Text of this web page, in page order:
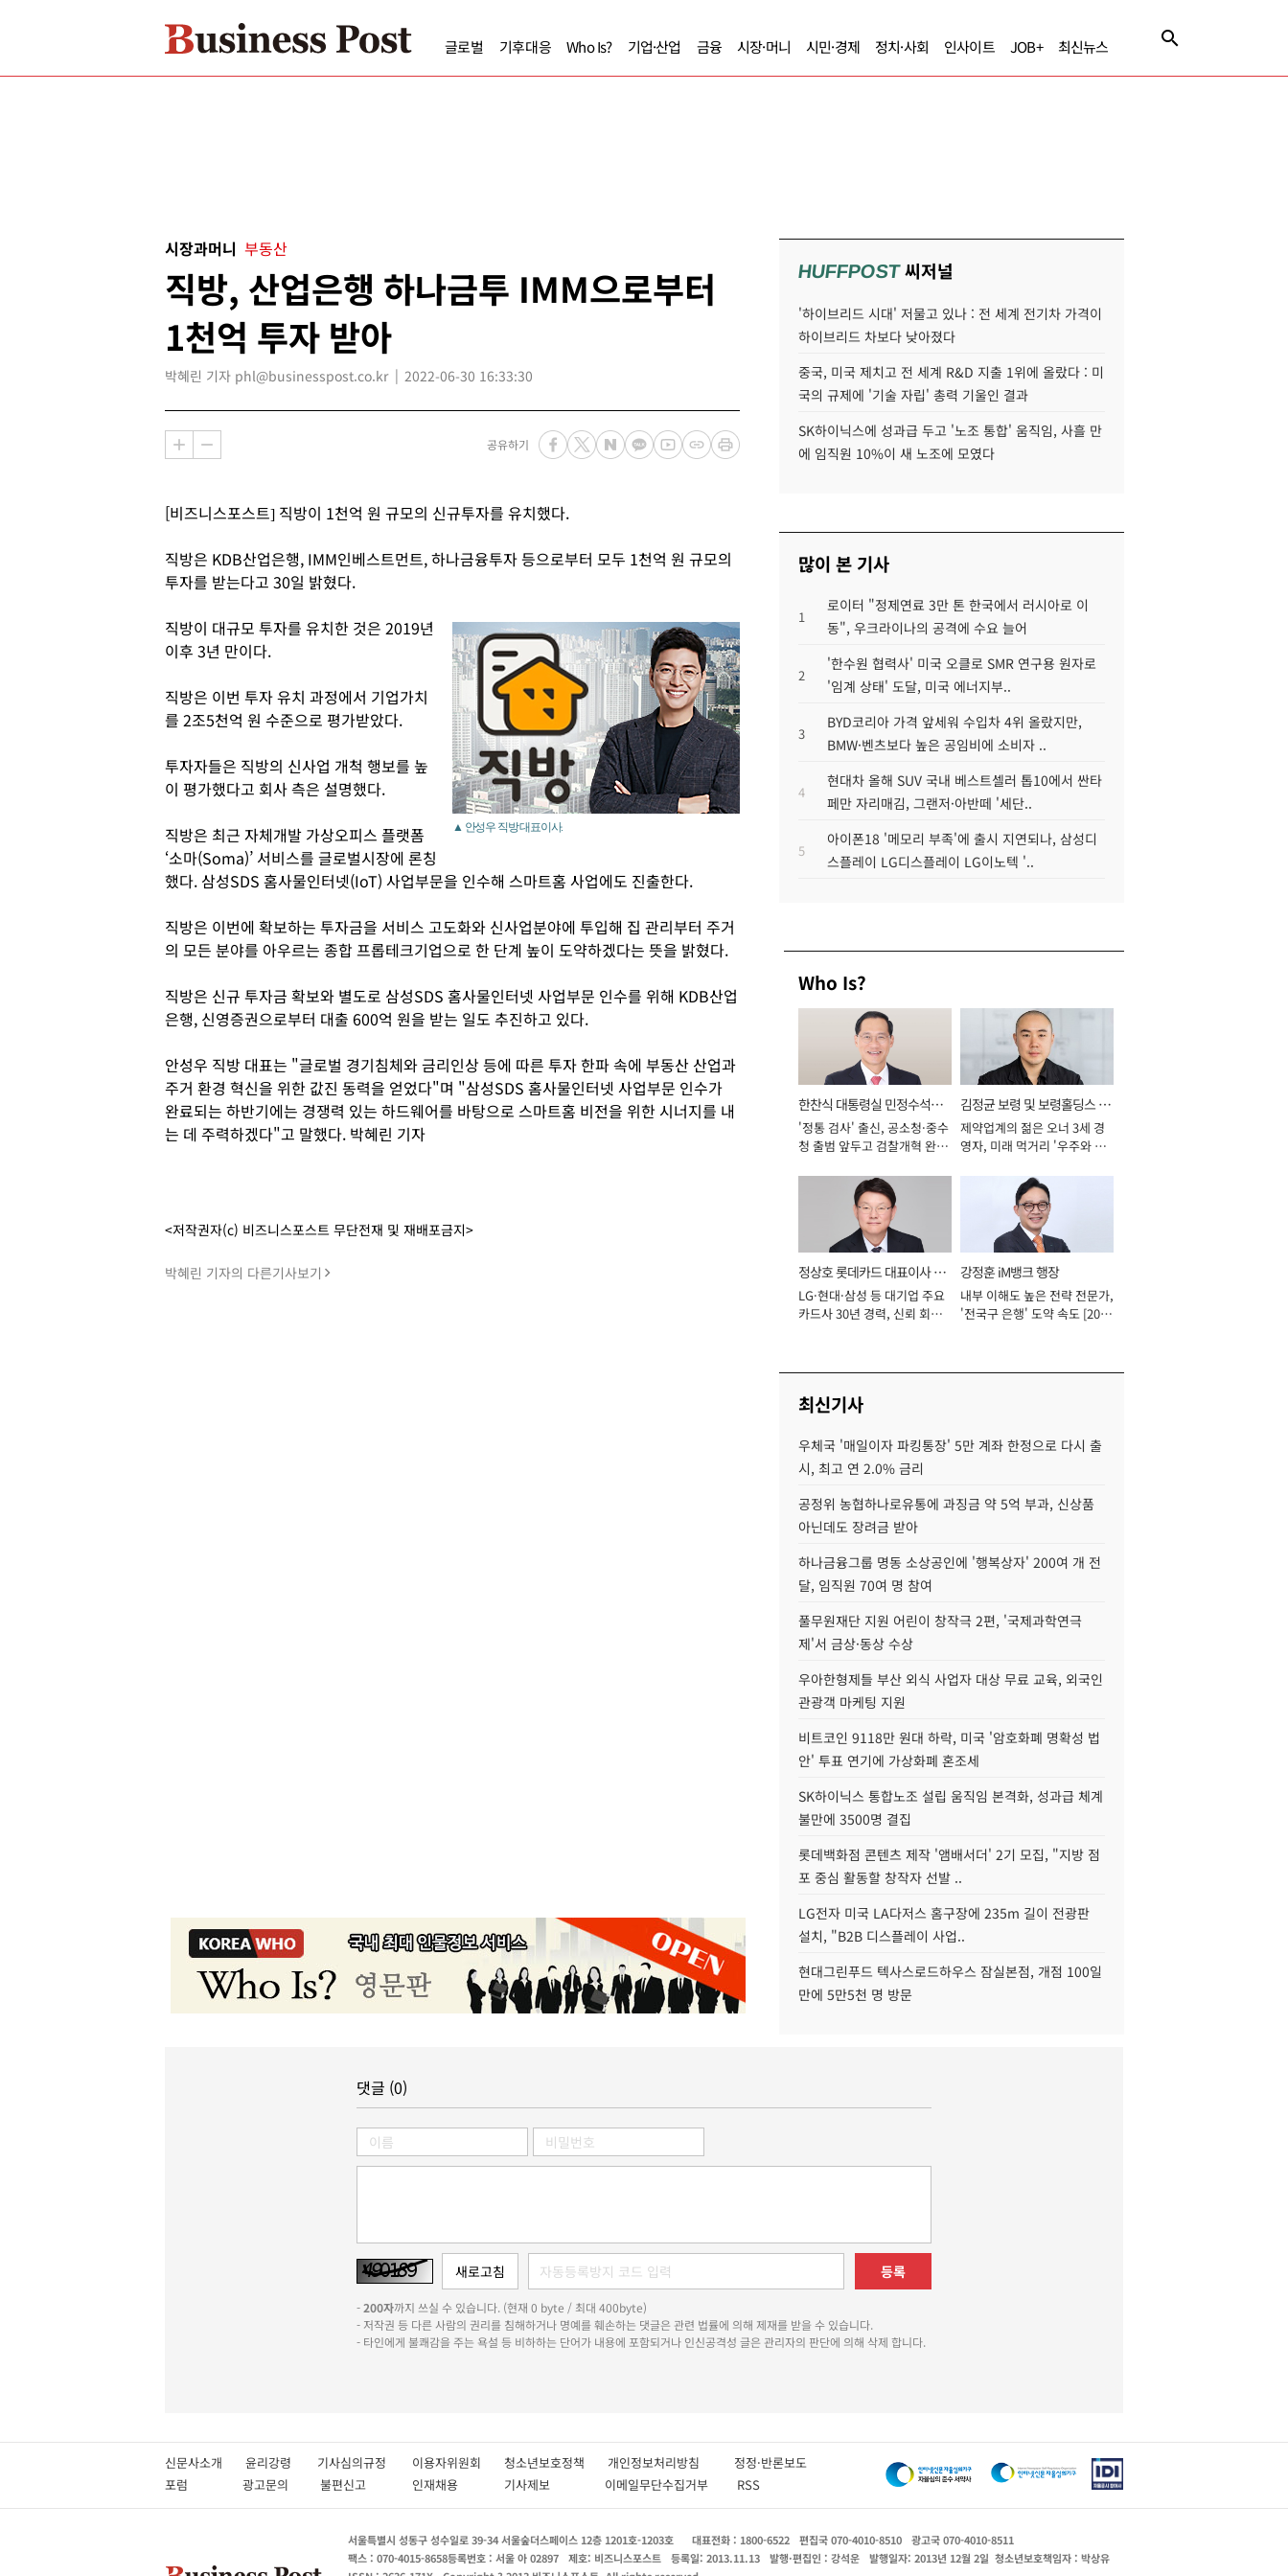
글로벌 기후대응 Who Is? 기업·산업 금융 시장·머니 시민·경제 정치·사회 인사이트 JOB+ 최신뉴스
시장과머니 부동산
직방, 산업은행 하나금투 IMM으로부터
1천억 투자 받아
박혜린 기자 phl@businesspost.co.kr 2022-06-30 16:33:30
공유하기
[비즈니스포스트] 직방이 1천억 원 규모의 신규투자를 유치했다.
직방은 KDB산업은행, IMM인베스트먼트, 하나금융투자 등으로부터 모두 1천억 원 규모의
투자를 받는다고 30일 밝혔다.
▲ 안성우 직방 대표이사.
직방이 대규모 투자를 유치한 것은 2019년
이후 3년 만이다.
직방은 이번 투자 유치 과정에서 기업가치
를 2조5천억 원 수준으로 평가받았다.
투자자들은 직방의 신사업 개척 행보를 높
이 평가했다고 회사 측은 설명했다.
직방은 최근 자체개발 가상오피스 플랫폼
‘소마(Soma)’ 서비스를 글로벌시장에 론칭
했다. 삼성SDS 홈사물인터넷(IoT) 사업부문을 인수해 스마트홈 사업에도 진출한다.
직방은 이번에 확보하는 투자금을 서비스 고도화와 신사업분야에 투입해 집 관리부터 주거
의 모든 분야를 아우르는 종합 프롭테크기업으로 한 단계 높이 도약하겠다는 뜻을 밝혔다.
직방은 신규 투자금 확보와 별도로 삼성SDS 홈사물인터넷 사업부문 인수를 위해 KDB산업
은행, 신영증권으로부터 대출 600억 원을 받는 일도 추진하고 있다.
안성우 직방 대표는 "글로벌 경기침체와 금리인상 등에 따른 투자 한파 속에 부동산 산업과
주거 환경 혁신을 위한 값진 동력을 얻었다"며 "삼성SDS 홈사물인터넷 사업부문 인수가
완료되는 하반기에는 경쟁력 있는 하드웨어를 바탕으로 스마트홈 비전을 위한 시너지를 내
는 데 주력하겠다"고 말했다. 박혜린 기자
<저작권자(c) 비즈니스포스트 무단전재 및 재배포금지>
박혜린 기자의 다른기사보기
HUFFPOST씨저널
'하이브리드 시대' 저물고 있나 : 전 세계 전기차 가격이
하이브리드 차보다 낮아졌다
중국, 미국 제치고 전 세계 R&D 지출 1위에 올랐다 : 미
국의 규제에 '기술 자립' 총력 기울인 결과
SK하이닉스에 성과급 두고 '노조 통합' 움직임, 사흘 만
에 임직원 10%이 새 노조에 모였다
많이 본 기사
1
로이터 "정제연료 3만 톤 한국에서 러시아로 이
동", 우크라이나의 공격에 수요 늘어
2
'한수원 협력사' 미국 오클로 SMR 연구용 원자로
'임계 상태' 도달, 미국 에너지부..
3
BYD코리아 가격 앞세워 수입차 4위 올랐지만,
BMW·벤츠보다 높은 공임비에 소비자 ..
4
현대차 올해 SUV 국내 베스트셀러 톱10에서 싼타
페만 자리매김, 그랜저·아반떼 '세단..
5
아이폰18 '메모리 부족'에 출시 지연되나, 삼성디
스플레이 LG디스플레이 LG이노텍 '..
Who Is?
한찬식 대통령실 민정수석비
서관
'정통 검사' 출신, 공소청·중수
청 출범 앞두고 검찰개혁 완수
김정균 보령 및 보령홀딩스 대
표이사 사장
제약업계의 젊은 오너 3세 경
영자, 미래 먹거리 '우주와 헬
정상호 롯데카드 대표이사 사
장
LG·현대·삼성 등 대기업 주요
카드사 30년 경력, 신뢰 회복
강정훈 iM뱅크 행장
내부 이해도 높은 전략 전문가,
'전국구 은행' 도약 속도 [2026
최신기사
우체국 '매일이자 파킹통장' 5만 계좌 한정으로 다시 출
시, 최고 연 2.0% 금리
공정위 농협하나로유통에 과징금 약 5억 부과, 신상품
아닌데도 장려금 받아
하나금융그룹 명동 소상공인에 '행복상자' 200여 개 전
달, 임직원 70여 명 참여
풀무원재단 지원 어린이 창작극 2편, '국제과학연극
제'서 금상·동상 수상
우아한형제들 부산 외식 사업자 대상 무료 교육, 외국인
관광객 마케팅 지원
비트코인 9118만 원대 하락, 미국 '암호화폐 명확성 법
안' 투표 연기에 가상화폐 혼조세
SK하이닉스 통합노조 설립 움직임 본격화, 성과급 체계
불만에 3500명 결집
롯데백화점 콘텐츠 제작 '앰배서더' 2기 모집, "지방 점
포 중심 활동할 창작자 선발 ..
LG전자 미국 LA다저스 홈구장에 235m 길이 전광판
설치, "B2B 디스플레이 사업..
현대그린푸드 텍사스로드하우스 잠실본점, 개점 100일
만에 5만5천 명 방문
댓글 (0)
등록
-200자까지 쓰실 수 있습니다. (현재 0 byte / 최대 400byte)
- 저작권 등 다른 사람의 권리를 침해하거나 명예를 훼손하는 댓글은 관련 법률에 의해 제재를 받을 수 있습니다.
- 타인에게 불쾌감을 주는 욕설 등 비하하는 단어가 내용에 포함되거나 인신공격성 글은 관리자의 판단에 의해 삭제 합니다.
신문사소개 윤리강령 기사심의규정 이용자위원회 청소년보호정책 개인정보처리방침 정정·반론보도
포럼
광고문의 불편신고 인재채용 기사제보 이메일무단수집거부 RSS
서울특별시 성동구 성수일로 39-34 서울숲더스페이스 12층 1201호-1203호 대표전화 : 1800-6522 편집국 070-4010-8510
광고국 070-4010-8511
팩스 : 070-4015-8658등록번호 : 서울 아 02897 제호: 비즈니스포스트 등록일: 2013.11.13 발행·편집인 : 강석운 발행일자: 2013년 12월 2일 청소년보호책임자 : 박상유